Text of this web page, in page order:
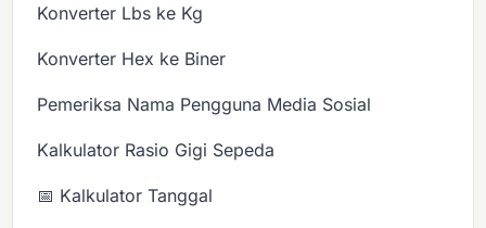
Konverter Lbs ke Kg
Konverter Hex ke Biner
Pemeriksa Nama Pengguna Media Sosial
Kalkulator Rasio Gigi Sepeda
📅 Kalkulator Tanggal